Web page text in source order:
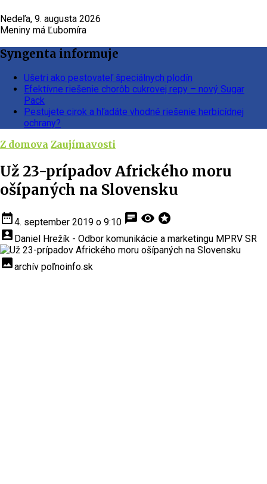
Nedeľa, 9. augusta 2026
Meniny má Ľubomíra
Syngenta informuje
Ušetri ako pestovateľ špeciálnych plodín
Efektívne riešenie chorôb cukrovej repy – nový Sugar
Pack
Pestujete cirok a hľadáte vhodné riešenie herbicídnej
ochrany?
Z domova Zaujímavosti
Už 23-prípadov Afrického moru
ošípaných na Slovensku
date_range4. september 2019 o 9:10 chat visibility stars
account_box Daniel Hrežík - Odbor komunikácie a marketingu MPRV SR
insert_photoarchív poľnoinfo.sk